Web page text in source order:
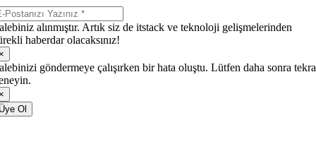
alınmıştır. Artık siz de itstack ve teknoloji gelişmelerinden
haberdar olacaksınız!
göndermeye çalışırken bir hata oluştu. Lütfen daha sonra
Ol